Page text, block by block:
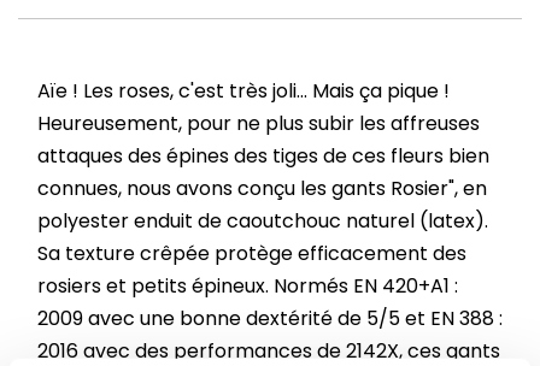
Aïe ! Les roses, c'est très joli... Mais ça pique !
Heureusement, pour ne plus subir les affreuses
attaques des épines des tiges de ces fleurs bien
connues, nous avons conçu les gants Rosier", en
polyester enduit de caoutchouc naturel (latex).
Sa texture crêpée protège efficacement des
rosiers et petits épineux. Normés EN 420+A1 :
2009 avec une bonne dextérité de 5/5 et EN 388 :
2016 avec des performances de 2142X, ces gants